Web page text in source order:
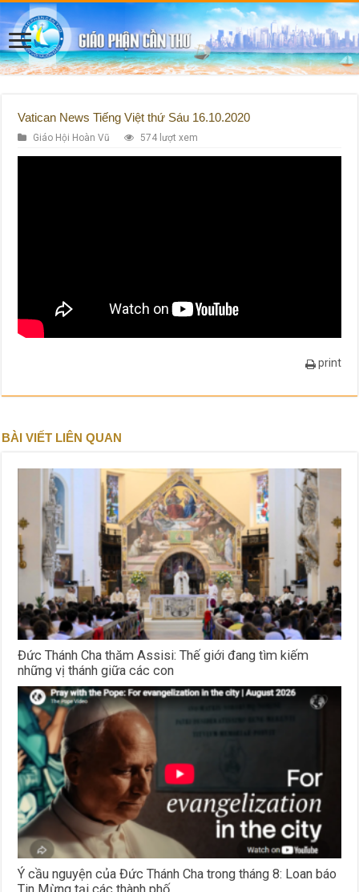
Vatican News Tiếng Việt thứ Sáu 16.10.2020
Giáo Hội Hoàn Vũ 574 lượt xem
print
BÀI VIẾT LIÊN QUAN
Đức Thánh Cha thăm Assisi: Thế giới đang tìm kiếm
những vị thánh giữa các con
Ý cầu nguyện của Đức Thánh Cha trong tháng 8: Loan báo